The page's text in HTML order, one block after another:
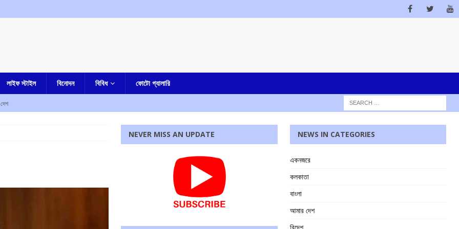
লাইফ স্টাইল বিনোদন বিবিধ ফোটো গ্যালারি
কর্মসূচির ডাক
উঠছে একাধিক প্রশ্ন
আমার বাংলা
উত্তেজনা ডোমজুর এলাকায়..
NEVER MISS AN UPDATE NEWS IN CATEGORIES
একনজরে
কলকাতা
বাংলা
আমার দেশ